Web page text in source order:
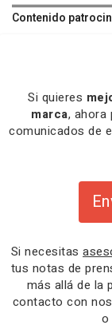
Contenido
Si quieres
marca, ahora
comunicados de
Si necesitas
tus notas de
más allá de la
contacto con
o